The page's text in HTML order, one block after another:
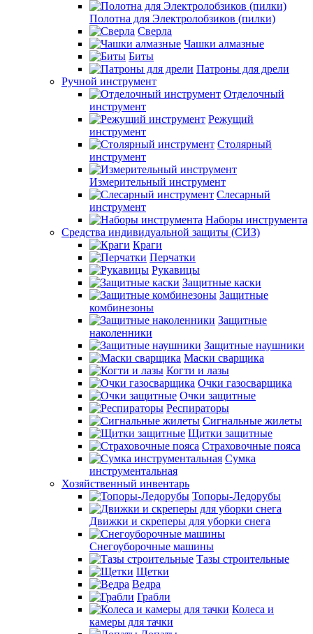
Полотна для Электролобзиков (пилки)
Сверла
Чашки алмазные
Биты
Патроны для дрели
Ручной инструмент
Отделочный
инструмент
Режущий
инструмент
Столярный
инструмент
Измерительный инструмент
Слесарный
инструмент
Наборы инструмента
Средства индивидуальной защиты (СИЗ)
Краги
Перчатки
Рукавицы
Защитные каски
Защитные
комбинезоны
Защитные
наколенники
Защитные наушники
Маски сварщика
Когти и лазы
Очки газосварщика
Очки защитные
Респираторы
Сигнальные жилеты
Щитки защитные
Страховочные пояса
Сумка
инструментальная
Хозяйственный инвентарь
Топоры-Ледорубы
Движки и скреперы для уборки снега
Снегоуборочные машины
Тазы строительные
Щетки
Ведра
Грабли
Колеса и
камеры для тачки